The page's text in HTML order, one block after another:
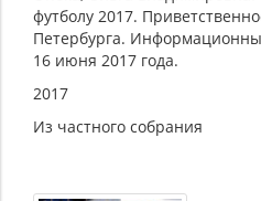
футболу 2017.
Петербурга.
16 июня 2017 года.
2017
Из частного собрания